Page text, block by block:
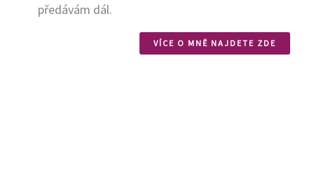
předávám dál.
VÍCE O MNĚ NAJDETE ZDE